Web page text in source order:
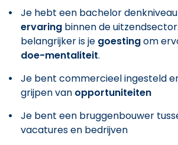
Je hebt een bachelor
ervaring binnen de
belangrijker is je goestingom
doe-mentaliteit.
Je bent commercieel ingesteld
grijpen van opportuniteiten
Je bent een bruggenbouwer
vacatures en bedrijven